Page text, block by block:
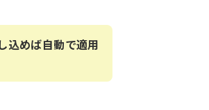
込めば自動で適用